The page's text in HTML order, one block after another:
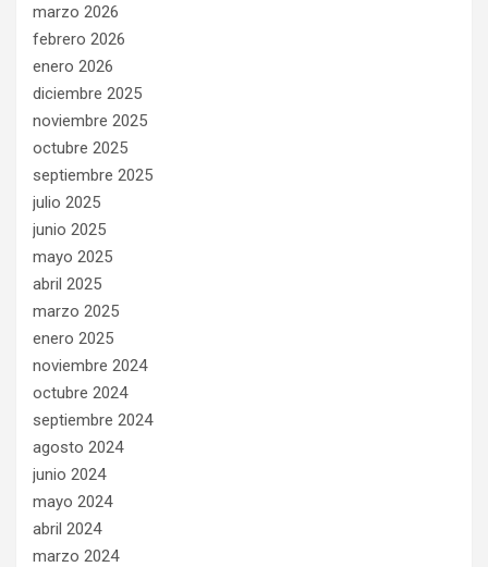
marzo 2026
febrero 2026
enero 2026
diciembre 2025
noviembre 2025
octubre 2025
septiembre 2025
julio 2025
junio 2025
mayo 2025
abril 2025
marzo 2025
enero 2025
noviembre 2024
octubre 2024
septiembre 2024
agosto 2024
junio 2024
mayo 2024
abril 2024
marzo 2024